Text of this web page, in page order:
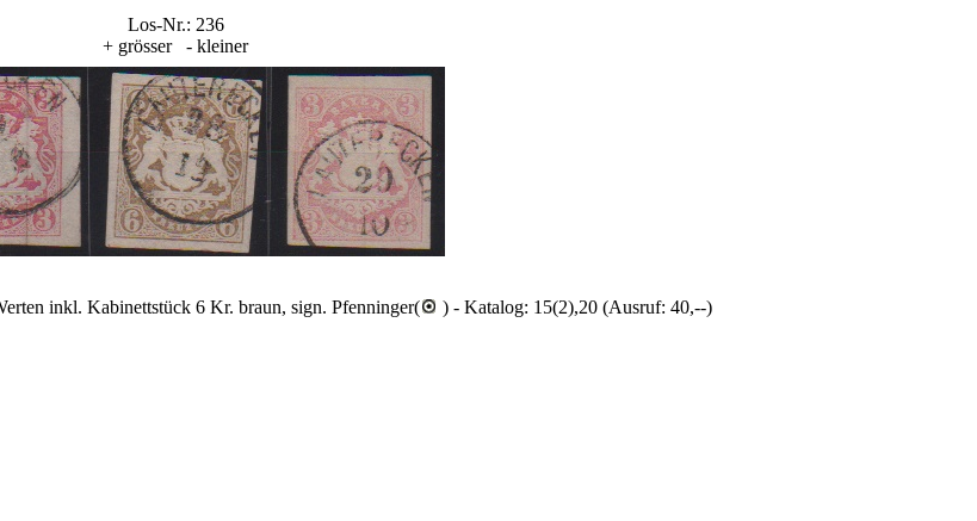
Los-Nr.: 236
+ grösser
- kleiner
inkl. Kabinettstück 6 Kr. braun, sign. Pfenninger( ) - Katalog: 15(2),20 (Ausruf: 40,--)